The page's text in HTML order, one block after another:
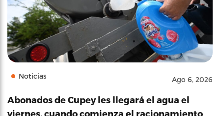
Noticias Ago 6, 2026
Abonados de Cupey les llegará el agua el
viernes, cuando comienza el racionamiento